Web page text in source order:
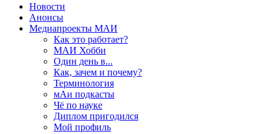
Новости
Анонсы
Медиапроекты МАИ
Как это работает?
МАИ Хобби
Один день в...
Как, зачем и почему?
Терминология
мАи подкасты
Чё по науке
Диплом пригодился
Мой профиль